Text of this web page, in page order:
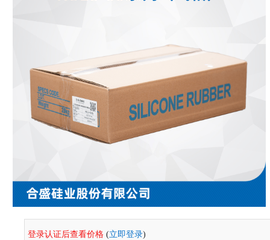
登录认证后查看价格 (立即登录)